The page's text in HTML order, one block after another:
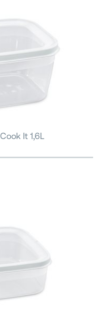
It 1,6L